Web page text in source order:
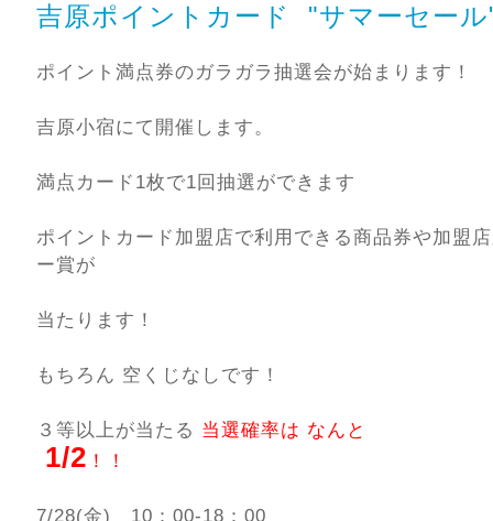
吉原ポイントカード "サマーセー
ポイント満点券のガラガラ抽選会が始まります！
吉原小宿にて開催します。
満点カード1枚で1回抽選ができます
ポイントカード加盟店で利用できる商品券や加盟
ー賞が
当たります！
もちろん 空くじなしです！
３等以上が当たる 当選確率は なんと
1/2 ！！
7/28(金) 10：00-18：00